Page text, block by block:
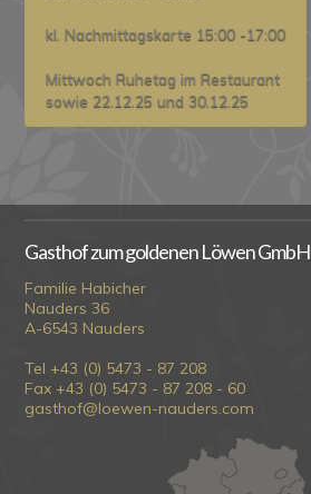
kl. Nachmittagskarte 15:00 -17:00
Mittwoch Ruhetag im Restaurant
sowie 22.12.25 und 30.12.25
Gasthof zum goldenen Löwen GmbH
Familie Habicher
Nauders 36
A-6543 Nauders
Tel +43 (0) 5473 - 87 208
Fax +43 (0) 5473 - 87 208 - 60
gasthof@loewen-nauders.com